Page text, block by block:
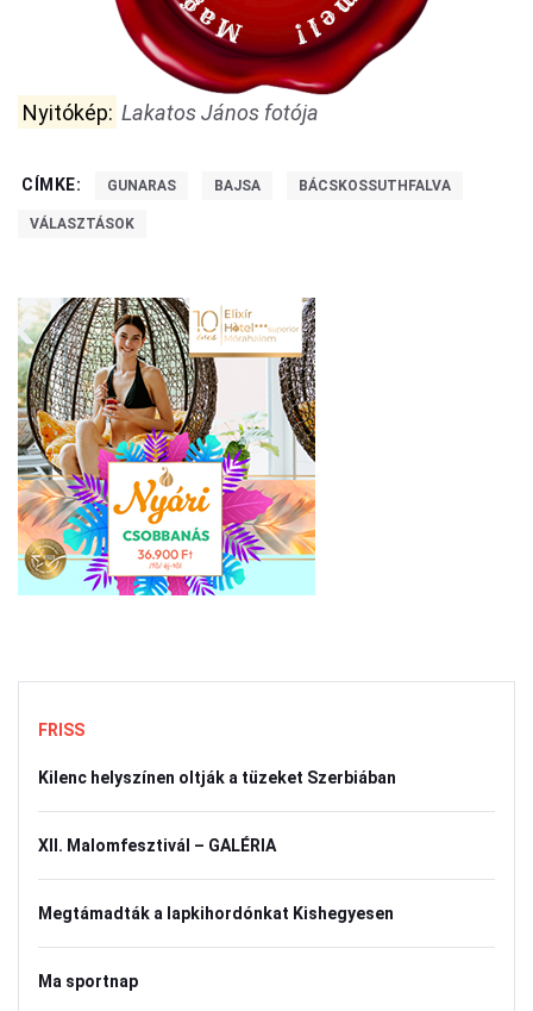
Nyitókép: Lakatos János fotója
CÍMKE: GUNARAS BAJSA BÁCSKOSSUTHFALVA
VÁLASZTÁSOK
FRISS
Kilenc helyszínen oltják a tüzeket Szerbiában
XII. Malomfesztivál – GALÉRIA
Megtámadták a lapkihordónkat Kishegyesen
Ma sportnap